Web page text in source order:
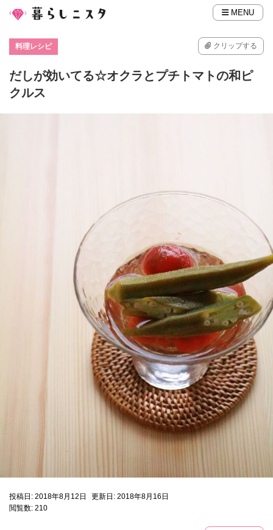
MENU
料理レシピ クリップする
だしが効いてる☆オクラとプチトマトの和ピ
クルス
投稿日: 2018年8月12日
更新日: 2018年8月16日
閲覧数: 210